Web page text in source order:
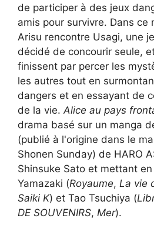
de participer à des jeux
amis pour survivre. Dans ce
Arisu rencontre Usagi, une
décidé de concourir seule,
finissent par percer les
les autres tout en
dangers et en essayant de
de la vie.Alice au pays
drama basé sur un manga
(publié à l'origine dans le
Shonen Sunday) de HARO
Shinsuke Sato et mettant
Yamazaki (Royaume, La vie
Saiki K) et Tao Tsuchiya (
DE SOUVENIRS, Mer).